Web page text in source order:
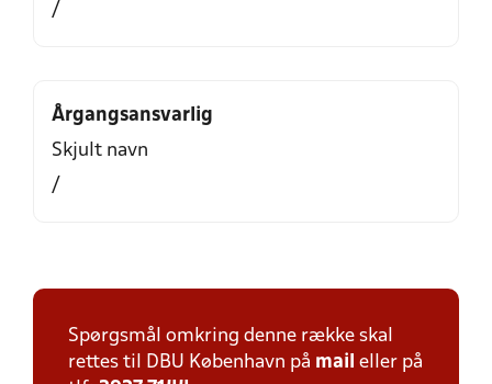
/
Årgangsansvarlig
Skjult navn
/
Spørgsmål omkring denne række skal
rettes til DBU København på mail eller på